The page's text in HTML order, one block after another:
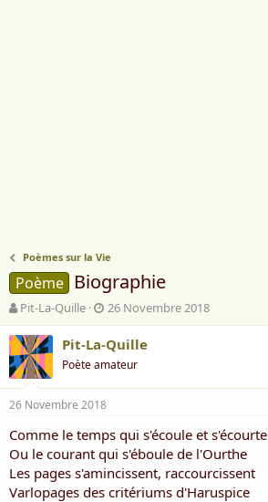
Poèmes sur la Vie
Poème Biographie
A
u
t
e
u
r
d
e
l
a
d
i
Pit-La-Quille
D
a
t
e
d
e
d
é
b
u
t
26 Novembre 2018
Pit-La-Quille
Poète amateur
26 Novembre 2018
Comme le temps qui s'écoule et s'écourte
Ou le courant qui s'éboule de l'Ourthe
Les pages s'amincissent, raccourcissent
Varlopages des critériums d'Haruspice